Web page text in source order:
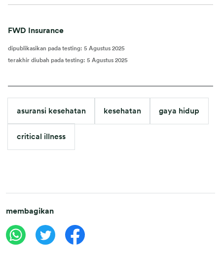
FWD Insurance
dipublikasikan pada testing: 5 Agustus 2025
terakhir diubah pada testing: 5 Agustus 2025
asuransi kesehatan kesehatan gaya hidup
critical illness
membagikan